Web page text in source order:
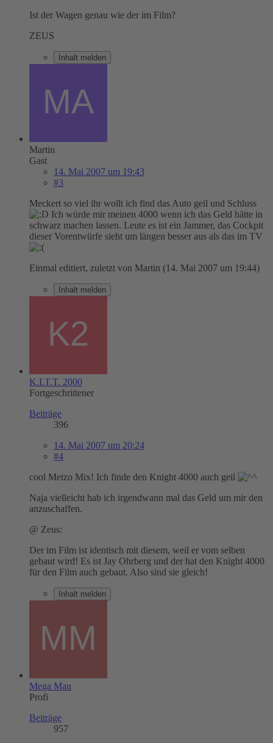
Ist der Wagen genau wie der im Film?
ZEUS
Inhalt melden
Martin
Gast
14. Mai 2007 um 19:43
#3
Meckert so viel ihr wollt ich find das Auto geil und Schluss
Ich würde mir meinen 4000 wenn ich das Geld hätte in
schwarz machen lassen. Leute es ist ein Jammer, das Cockpit
dieser Vorentwürfe sieht um längen besser aus als das im TV
Einmal editiert, zuletzt von Martin (14. Mai 2007 um 19:44)
Inhalt melden
K.I.T.T. 2000
Fortgeschrittener
Beiträge
396
14. Mai 2007 um 20:24
#4
cool Metzo Mix! Ich finde den Knight 4000 auch geil
Naja vielleicht hab ich irgendwann mal das Geld um mir den
anzuschaffen.
@ Zeus:
Der im Film ist identisch mit diesem, weil er vom selben
gebaut wird! Es ist Jay Ohrberg und der hat den Knight 4000
für den Film auch gebaut. Also sind sie gleich!
Inhalt melden
Mega Man
Profi
Beiträge
957